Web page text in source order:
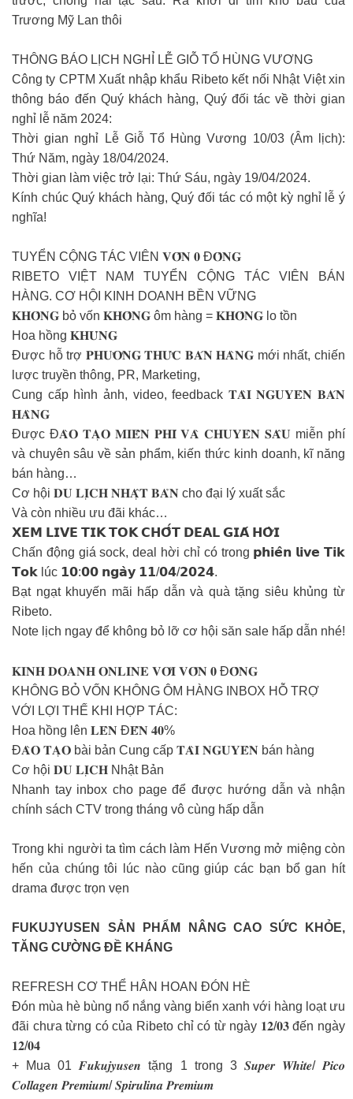
Trương Mỹ Lan thôi
THÔNG BÁO LỊCH NGHỈ LỄ GIỖ TỔ HÙNG VƯƠNG
Công ty CPTM Xuất nhập khẩu Ribeto kết nối Nhật Việt xin
thông báo đến Quý khách hàng, Quý đối tác về thời gian
nghỉ lễ năm 2024:
Thời gian nghỉ Lễ Giỗ Tổ Hùng Vương 10/03 (Âm lịch):
Thứ Năm, ngày 18/04/2024.
Thời gian làm việc trở lại: Thứ Sáu, ngày 19/04/2024.
Kính chúc Quý khách hàng, Quý đối tác có một kỳ nghỉ lễ ý
nghĩa!
TUYỂN CỘNG TÁC VIÊN 𝐕𝐎̂́𝐍 𝟎 Đ𝐎̂̀𝐍𝐆
RIBETO VIỆT NAM TUYỂN CỘNG TÁC VIÊN BÁN
HÀNG. CƠ HỘI KINH DOANH BỀN VỮNG
𝐊𝐇𝐎̂𝐍𝐆 bỏ vốn 𝐊𝐇𝐎̂𝐍𝐆 ôm hàng = 𝐊𝐇𝐎̂𝐍𝐆 lo tồn
Hoa hồng 𝐊𝐇𝐔̉𝐍𝐆
Được hỗ trợ 𝐏𝐇𝐔̛𝐎̛𝐍𝐆 𝐓𝐇𝐔̛́𝐂 𝐁𝐀́𝐍 𝐇𝐀̀𝐍𝐆 mới nhất, chiến
lược truyền thông, PR, Marketing,
Cung cấp hình ảnh, video, feedback 𝐓𝐀̀𝐈 𝐍𝐆𝐔𝐘𝐄̂𝐍 𝐁𝐀́𝐍
𝐇𝐀̀𝐍𝐆
Được Đ𝐀̀𝐎 𝐓𝐀̣𝐎 𝐌𝐈𝐄̂̃𝐍 𝐏𝐇𝐈́ 𝐕𝐀̀ 𝐂𝐇𝐔𝐘𝐄̂𝐍 𝐒𝐀̂𝐔 miễn phí
và chuyên sâu về sản phẩm, kiến thức kinh doanh, kĩ năng
bán hàng…
Cơ hội 𝐃𝐔 𝐋𝐈̣𝐂𝐇 𝐍𝐇𝐀̣̂𝐓 𝐁𝐀̉𝐍 cho đại lý xuất sắc
Và còn nhiều ưu đãi khác…
𝗫𝗘𝗠 𝗟𝗜𝗩𝗘 𝗧𝗜𝗞 𝗧𝗢𝗞 𝗖𝗛𝗢̂́𝗧 𝗗𝗘𝗔𝗟 𝗚𝗜𝗔́ 𝗛𝗢̛̀𝗜
Chấn động giá sock, deal hời chỉ có trong 𝗽𝗵𝗶𝗲̂𝗻 𝗹𝗶𝘃𝗲 𝗧𝗶𝗸
𝗧𝗼𝗸 lúc 𝟭𝟬:𝟬𝟬 𝗻𝗴𝗮̀𝘆 𝟭𝟭/𝟬𝟰/𝟮𝟬𝟮𝟰.
Bạt ngạt khuyến mãi hấp dẫn và quà tặng siêu khủng từ
Ribeto.
Note lịch ngay để không bỏ lỡ cơ hội săn sale hấp dẫn nhé!
𝐊𝐈𝐍𝐇 𝐃𝐎𝐀𝐍𝐇 𝐎𝐍𝐋𝐈𝐍𝐄 𝐕𝐎̛́𝐈 𝐕𝐎̂́𝐍 𝟎 Đ𝐎̂̀𝐍𝐆
KHÔNG BỎ VỐN KHÔNG ÔM HÀNG INBOX HỖ TRỢ
VỚI LỢI THẾ KHI HỢP TÁC:
Hoa hồng lên 𝐋𝐄̂𝐍 Đ𝐄̂́𝐍 𝟒𝟎%
Đ𝐀̀𝐎 𝐓𝐀̣𝐎 bài bản Cung cấp 𝐓𝐀̀𝐈 𝐍𝐆𝐔𝐘𝐄̂𝐍 bán hàng
Cơ hội 𝐃𝐔 𝐋𝐈̣𝐂𝐇 Nhật Bản
Nhanh tay inbox cho page để được hướng dẫn và nhận
chính sách CTV trong tháng vô cùng hấp dẫn
Trong khi người ta tìm cách làm Hến Vương mở miệng còn
hến của chúng tôi lúc nào cũng giúp các bạn bổ gan hít
drama được trọn vẹn
FUKUJYUSEN SẢN PHẨM NÂNG CAO SỨC KHỎE,
TĂNG CƯỜNG ĐỀ KHÁNG
REFRESH CƠ THỂ HÂN HOAN ĐÓN HÈ
Đón mùa hè bùng nổ nắng vàng biển xanh với hàng loạt ưu
đãi chưa từng có của Ribeto chỉ có từ ngày 𝟏𝟐/𝟎𝟑 đến ngày
𝟏𝟐/𝟎𝟒
+ Mua 01 𝑭𝒖𝒌𝒖𝒋𝒚𝒖𝒔𝒆𝒏 tặng 1 trong 3 𝑺𝒖𝒑𝒆𝒓 𝑾𝒉𝒊𝒕𝒆/ 𝑷𝒊𝒄𝒐
𝑪𝒐𝒍𝒍𝒂𝒈𝒆𝒏 𝑷𝒓𝒆𝒎𝒊𝒖𝒎/ 𝑺𝒑𝒊𝒓𝒖𝒍𝒊𝒏𝒂 𝑷𝒓𝒆𝒎𝒊𝒖𝒎